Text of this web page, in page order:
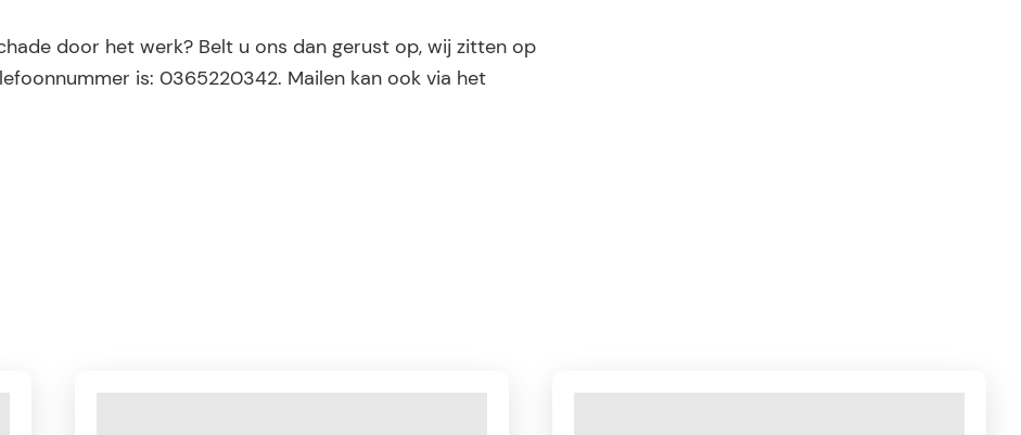
door het werk? Belt u ons dan gerust op, wij zitten op
is: 0365220342. Mailen kan ook via het